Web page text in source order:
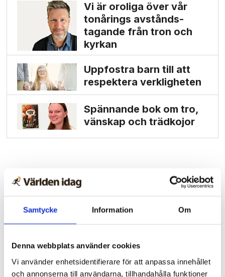
Samtycke Information Om
Denna webbplats använder cookies
Vi använder enhetsidentifierare för att anpassa innehållet
och annonserna till användarna, tillhandahålla funktioner
Vi är oroliga över vår
tonårings avstånds­
tagande från tron och
kyrkan
Uppfostra barn till att
respektera verkligheten
Spännande bok om tro,
vänskap och trädkojor